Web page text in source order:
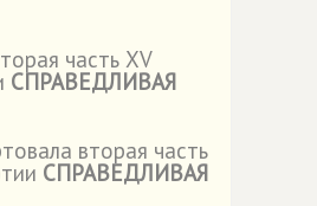
часть XV
СПРАВЕДЛИВАЯ
вторая часть
СПРАВЕДЛИВАЯ